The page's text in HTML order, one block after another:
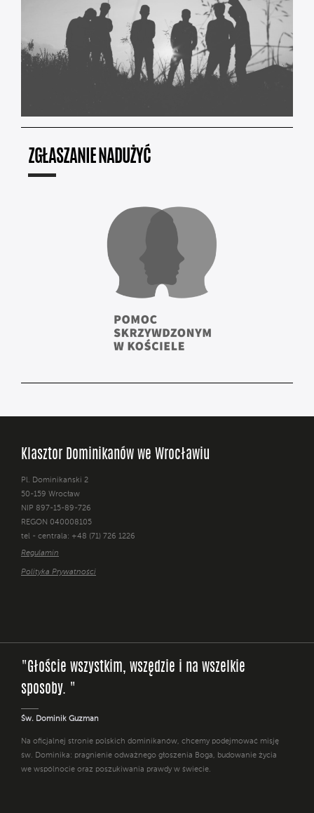
ZGŁASZANIE NADUŻYĆ
Klasztor Dominikanów we Wrocławiu
Pl. Dominikański 2
50-159 Wrocław
NIP 897-15-89-726
REGON 040008105
tel - centrala: +48 (71) 726 1226
Regulamin
Polityka Prywatności
"Głoście wszystkim, wszędzie i na wszelkie
sposoby. "
Św. Dominik Guzman
Na oficjalnej stronie polskich dominikanów, chcemy podejmować misję
św. Dominika: pragnienie odważnego głoszenia Boga, budowanie życia
we wspólnocie oraz poszukiwania prawdy w świecie.